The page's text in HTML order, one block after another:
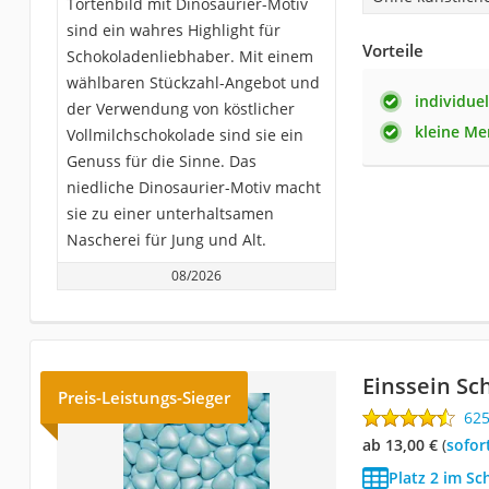
sind ein wahres Highlight für
Schokoladenliebhaber. Mit einem
wählbaren Stückzahl-Angebot und
der Verwendung von köstlicher
Vollmilchschokolade sind sie ein
Genuss für die Sinne. Das
niedliche Dinosaurier-Motiv macht
sie zu einer unterhaltsamen
Nascherei für Jung und Alt.
08/2026
Vorteile
kleine
Preis-Leistungs-Sieger Einssein
ab 13,00 €(
Platz 2 im